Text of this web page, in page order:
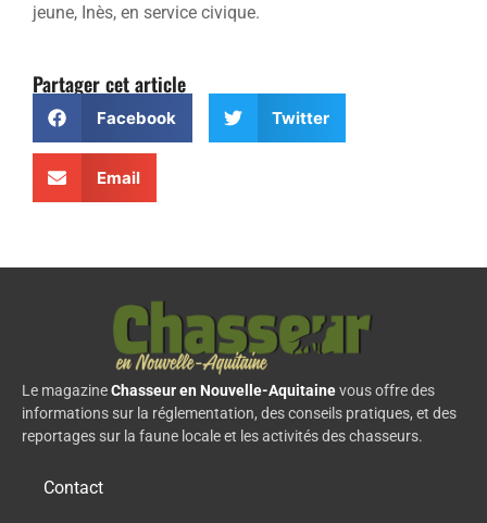
jeune, Inès, en service civique.
Partager cet article
Facebook Twitter
Email
Le magazineChasseur en Nouvelle-Aquitainevous offre des
informations sur la réglementation, des conseils pratiques, et des
reportages sur la faune locale et les activités des chasseurs.
Contact